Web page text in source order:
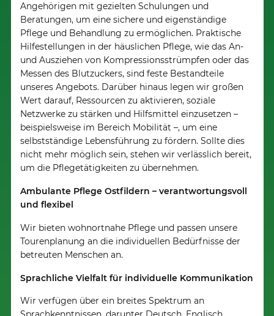
Angehörigen mit gezielten Schulungen und
Beratungen, um eine sichere und eigenständige
Pflege und Behandlung zu ermöglichen. Praktische
Hilfestellungen in der häuslichen Pflege, wie das An-
und Ausziehen von Kompressionsstrümpfen oder das
Messen des Blutzuckers, sind feste Bestandteile
unseres Angebots. Darüber hinaus legen wir großen
Wert darauf, Ressourcen zu aktivieren, soziale
Netzwerke zu stärken und Hilfsmittel einzusetzen –
beispielsweise im Bereich Mobilität –, um eine
selbstständige Lebensführung zu fördern. Sollte dies
nicht mehr möglich sein, stehen wir verlässlich bereit,
um die Pflegetätigkeiten zu übernehmen.
Ambulante Pflege Ostfildern – verantwortungsvoll
und flexibel
Wir bieten wohnortnahe Pflege und passen unsere
Tourenplanung an die individuellen Bedürfnisse der
betreuten Menschen an.
Sprachliche Vielfalt für individuelle Kommunikation
Wir verfügen über ein breites Spektrum an